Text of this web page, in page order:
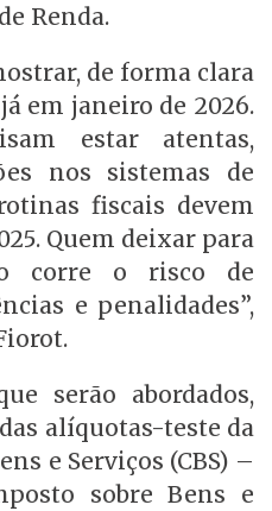
Renda.
de forma clara
em janeiro de 2026.
estar atentas,
nos sistemas de
fiscais devem
Quem deixar para
corre o risco de
e penalidades”,
serão abordados,
alíquotas-teste da
e Serviços (CBS) –
sobre Bens e